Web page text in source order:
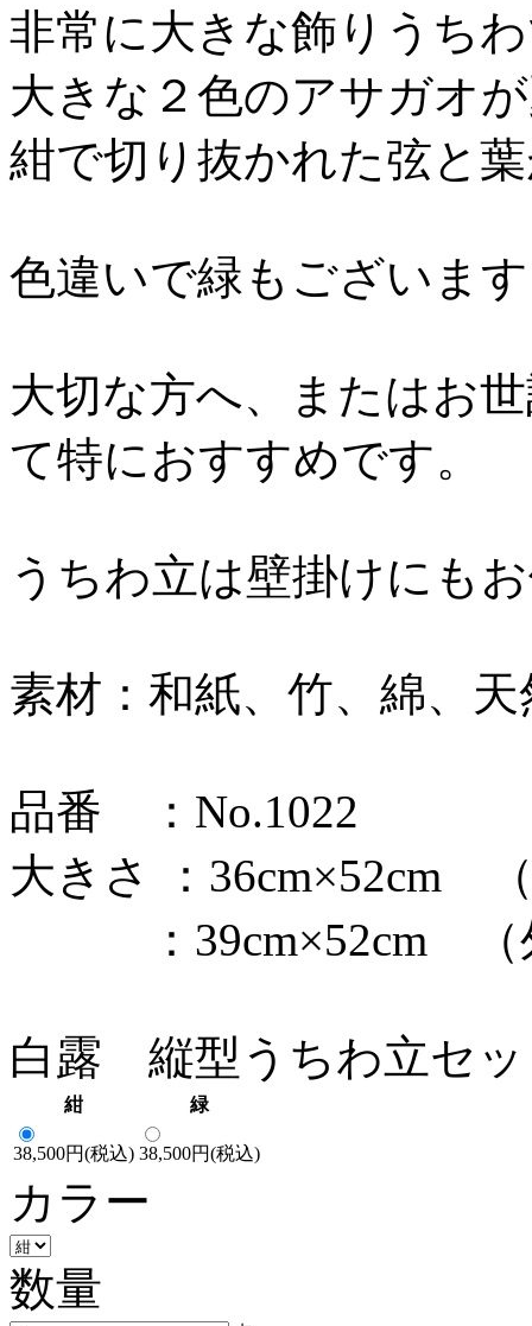
非常に大きな飾りうち
大きな２色のアサガオ
紺で切り抜かれた弦と
色違いで緑もございま
大切な方へ、またはお
て特におすすめです。
うちわ立は壁掛けにも
素材：和紙、竹、綿、
品番 ：No.1022
大きさ ：36cm×52cm
：39cm×52cm （
白露 縦型うちわ立セ
紺 緑
38,500円(税込) 38,500円(税込)
カラー
数量